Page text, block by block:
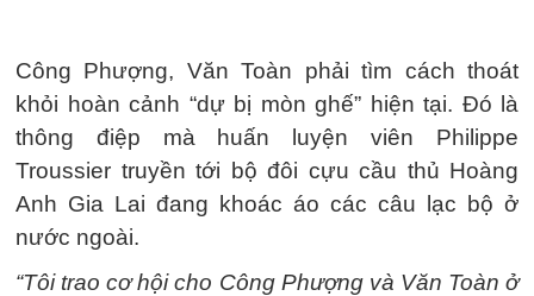
Công Phượng, Văn Toàn phải tìm cách thoát
khỏi hoàn cảnh “dự bị mòn ghế” hiện tại. Đó là
thông điệp mà huấn luyện viên Philippe
Troussier truyền tới bộ đôi cựu cầu thủ Hoàng
Anh Gia Lai đang khoác áo các câu lạc bộ ở
nước ngoài.
“Tôi trao cơ hội cho Công Phượng và Văn Toàn ở